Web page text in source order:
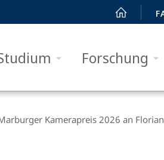
Forschung
Kamerapreis 2026 an